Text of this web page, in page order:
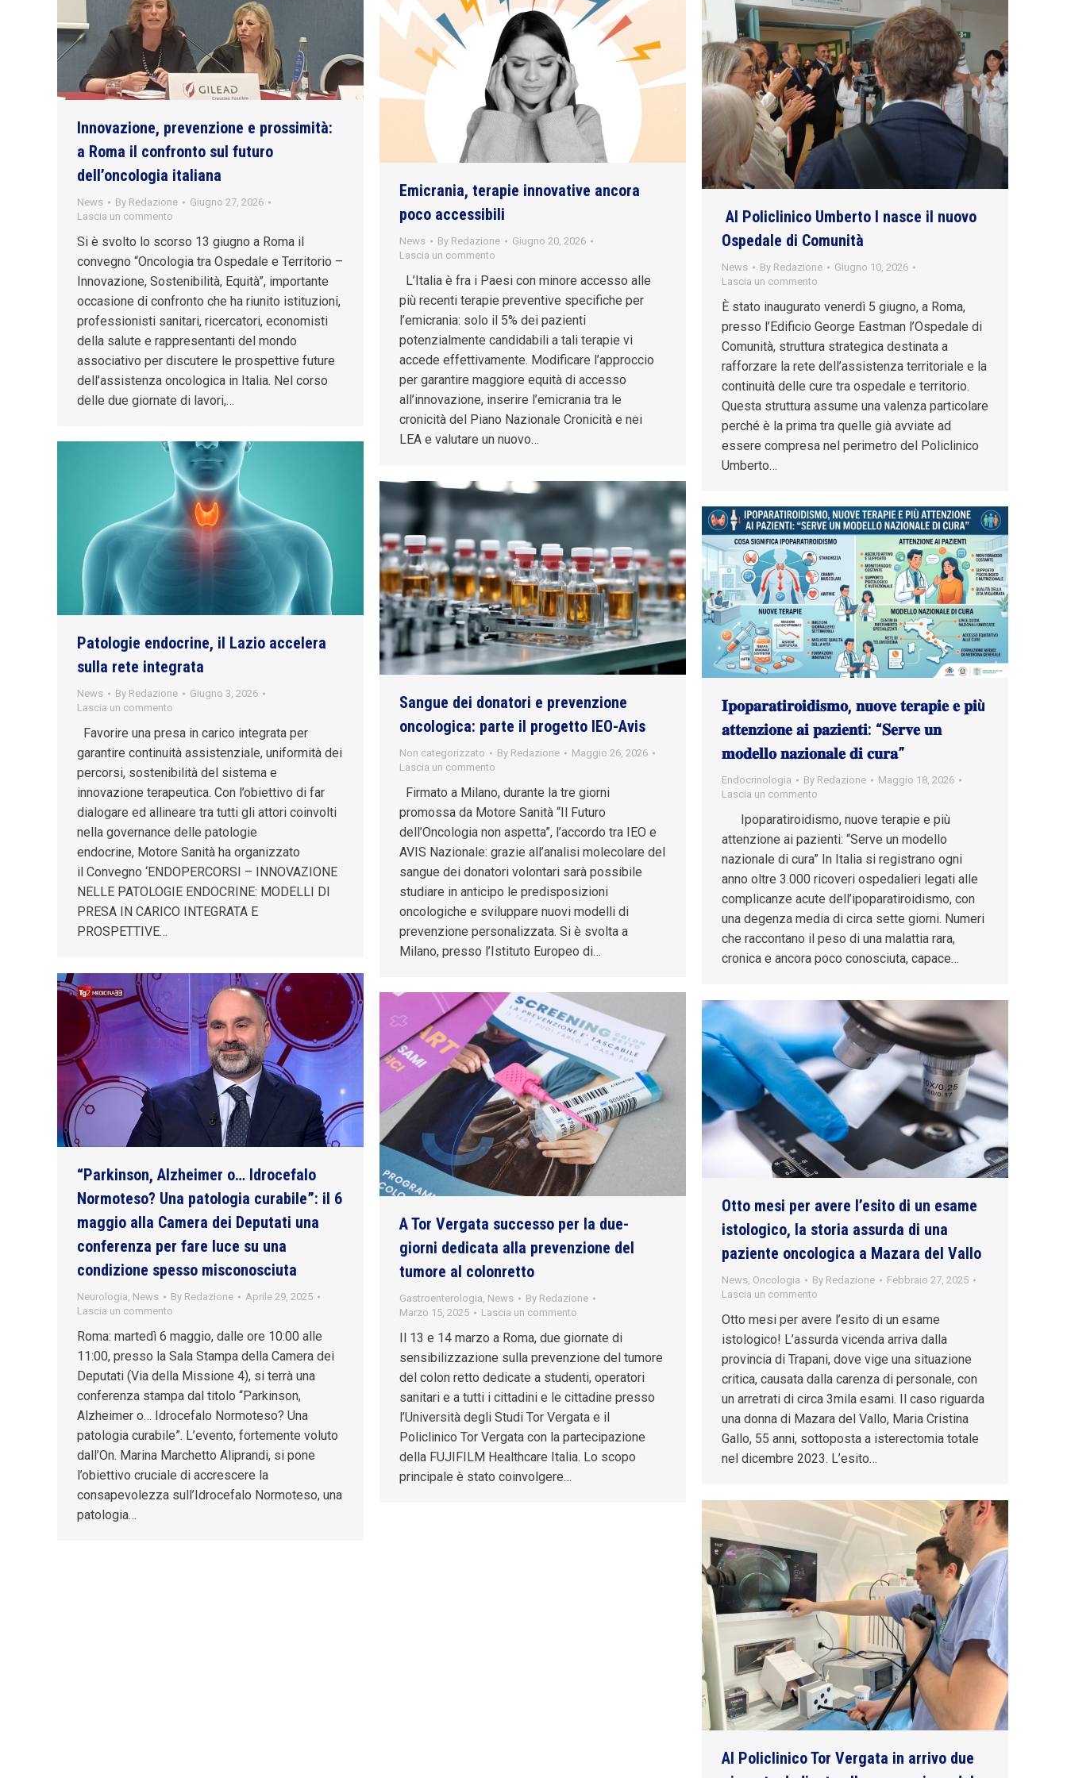
Innovazione, prevenzione e prossimità:
a Roma il confronto sul futuro
dell’oncologia italiana
News By Redazione
Giugno 27, 2026
Lascia un commento
Si è svolto lo scorso 13 giugno a Roma il
convegno “Oncologia tra Ospedale e Territorio –
Innovazione, Sostenibilità, Equità”, importante
occasione di confronto che ha riunito istituzioni,
professionisti sanitari, ricercatori, economisti
della salute e rappresentanti del mondo
associativo per discutere le prospettive future
dell’assistenza oncologica in Italia. Nel corso
delle due giornate di lavori,…
Emicrania, terapie innovative ancora
poco accessibili
News By Redazione
Giugno 20, 2026
Lascia un commento
L’Italia è fra i Paesi con minore accesso alle
più recenti terapie preventive specifiche per
l’emicrania: solo il 5% dei pazienti
potenzialmente candidabili a tali terapie vi
accede effettivamente. Modificare l’approccio
per garantire maggiore equità di accesso
all’innovazione, inserire l’emicrania tra le
cronicità del Piano Nazionale Cronicità e nei
LEA e valutare un nuovo…
Al Policlinico Umberto I nasce il nuovo
Ospedale di Comunità
News By Redazione
Giugno 10, 2026
Lascia un commento
È stato inaugurato venerdì 5 giugno, a Roma,
presso l’Edificio George Eastman l’Ospedale di
Comunità, struttura strategica destinata a
rafforzare la rete dell’assistenza territoriale e la
continuità delle cure tra ospedale e territorio.
Questa struttura assume una valenza particolare
perché è la prima tra quelle già avviate ad
essere compresa nel perimetro del Policlinico
Umberto…
Patologie endocrine, il Lazio accelera
sulla rete integrata
News By Redazione
Giugno 3, 2026
Lascia un commento
Favorire una presa in carico integrata per
garantire continuità assistenziale, uniformità dei
percorsi, sostenibilità del sistema e
innovazione terapeutica. Con l’obiettivo di far
dialogare ed allineare tra tutti gli attori coinvolti
nella governance delle patologie
endocrine, Motore Sanità ha organizzato
il Convegno ‘ENDOPERCORSI – INNOVAZIONE
NELLE PATOLOGIE ENDOCRINE: MODELLI DI
PRESA IN CARICO INTEGRATA E
PROSPETTIVE…
Sangue dei donatori e prevenzione
oncologica: parte il progetto IEO-Avis
Non categorizzato By Redazione
Maggio 26, 2026
Lascia un commento
Firmato a Milano, durante la tre giorni
promossa da Motore Sanità “Il Futuro
dell’Oncologia non aspetta”, l’accordo tra IEO e
AVIS Nazionale: grazie all’analisi molecolare del
sangue dei donatori volontari sarà possibile
studiare in anticipo le predisposizioni
oncologiche e sviluppare nuovi modelli di
prevenzione personalizzata. Si è svolta a
Milano, presso l’Istituto Europeo di…
𝐈𝐩𝐨𝐩𝐚𝐫𝐚𝐭𝐢𝐫𝐨𝐢𝐝𝐢𝐬𝐦𝐨, 𝐧𝐮𝐨𝐯𝐞 𝐭𝐞𝐫𝐚𝐩𝐢𝐞 𝐞 𝐩𝐢ù
𝐚𝐭𝐭𝐞𝐧𝐳𝐢𝐨𝐧𝐞 𝐚𝐢 𝐩𝐚𝐳𝐢𝐞𝐧𝐭𝐢: “𝐒𝐞𝐫𝐯𝐞 𝐮𝐧
𝐦𝐨𝐝𝐞𝐥𝐥𝐨 𝐧𝐚𝐳𝐢𝐨𝐧𝐚𝐥𝐞 𝐝𝐢 𝐜𝐮𝐫𝐚”
Endocrinologia By Redazione
Maggio 18, 2026
Lascia un commento
Ipoparatiroidismo, nuove terapie e più
attenzione ai pazienti: “Serve un modello
nazionale di cura” In Italia si registrano ogni
anno oltre 3.000 ricoveri ospedalieri legati alle
complicanze acute dell’ipoparatiroidismo, con
una degenza media di circa sette giorni. Numeri
che raccontano il peso di una malattia rara,
cronica e ancora poco conosciuta, capace…
“Parkinson, Alzheimer o… Idrocefalo
Normoteso? Una patologia curabile”: il 6
maggio alla Camera dei Deputati una
conferenza per fare luce su una
condizione spesso misconosciuta
Neurologia News By Redazione
Aprile 29, 2025
Lascia un commento
Roma: martedì 6 maggio, dalle ore 10:00 alle
11:00, presso la Sala Stampa della Camera dei
Deputati (Via della Missione 4), si terrà una
conferenza stampa dal titolo “Parkinson,
Alzheimer o… Idrocefalo Normoteso? Una
patologia curabile”. L’evento, fortemente voluto
dall’On. Marina Marchetto Aliprandi, si pone
l’obiettivo cruciale di accrescere la
consapevolezza sull’Idrocefalo Normoteso, una
patologia…
A Tor Vergata successo per la due-
giorni dedicata alla prevenzione del
tumore al colonretto
Gastroenterologia, News By Redazione
Marzo 15, 2025
Lascia un commento
Il 13 e 14 marzo a Roma, due giornate di
sensibilizzazione sulla prevenzione del tumore
del colon retto dedicate a studenti, operatori
sanitari e a tutti i cittadini e le cittadine presso
l’Università degli Studi Tor Vergata e il
Policlinico Tor Vergata con la partecipazione
della FUJIFILM Healthcare Italia. Lo scopo
principale è stato coinvolgere…
Otto mesi per avere l’esito di un esame
istologico, la storia assurda di una
paziente oncologica a Mazara del Vallo
News, Oncologia By Redazione
Febbraio 27, 2025
Lascia un commento
Otto mesi per avere l’esito di un esame
istologico! L’assurda vicenda arriva dalla
provincia di Trapani, dove vige una situazione
critica, causata dalla carenza di personale, con
un arretrati di circa 3mila esami. Il caso riguarda
una donna di Mazara del Vallo, Maria Cristina
Gallo, 55 anni, sottoposta a isterectomia totale
nel dicembre 2023. L’esito…
Al Policlinico Tor Vergata in arrivo due